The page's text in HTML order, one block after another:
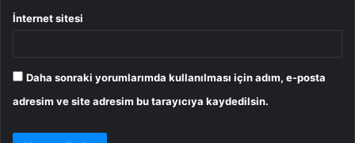
İnternet sitesi
Daha sonraki yorumlarımda kullanılması için adım, e-posta
adresim ve site adresim bu tarayıcıya kaydedilsin.